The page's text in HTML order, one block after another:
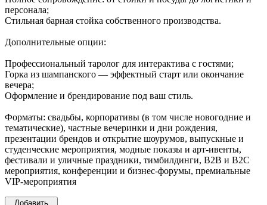
персонала;
Стильная барная стойка собственного производства.
Дополнительные опции:
Профессиональный таролог для интерактива с гостями;
Горка из шампанского — эффектный старт или окончание
вечера;
Оформление и брендирование под ваш стиль.
Форматы: свадьбы, корпоративы (в том числе новогодние и
тематические), частные вечеринки и дни рождения,
презентации брендов и открытие шоурумов, выпускные и
студенческие мероприятия, модные показы и арт-ивенты,
фестивали и уличные праздники, тимбилдинги, B2B и B2C
мероприятия, конференции и бизнес-форумы, премиальные
VIP-мероприятия
Добавить